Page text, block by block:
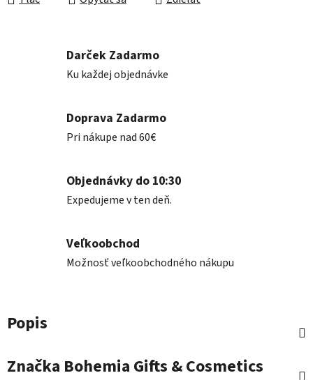
Darček Zadarmo
Ku každej objednávke
Doprava Zadarmo
Pri nákupe nad 60€
Objednávky do 10:30
Expedujeme v ten deň.
Veľkoobchod
Možnosť veľkoobchodného nákupu
Popis
Značka Bohemia Gifts & Cosmetics